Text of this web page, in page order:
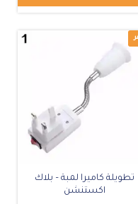
تطويلة كاميرا لمبة – بلاك
اكستنشن